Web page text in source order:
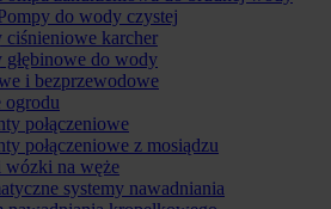
do wody czystej
ciśnieniowe karcher
głębinowe do wody
i bezprzewodowe
ogrodu
połączeniowe
połączeniowe z mosiądzu
wózki na węże
systemy nawadniania